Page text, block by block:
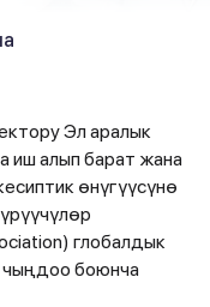
Эл аралык
иш алып барат жана
өнүгүүсүнө
глобалдык
боюнча